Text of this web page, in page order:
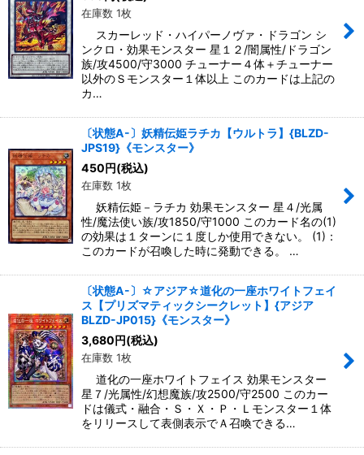
在庫数 1枚
スカーレッド・ハイパーノヴァ・ドラゴン シ
ンクロ・効果モンスター 星１２/闇属性/ドラゴン
族/攻4500/守3000 チューナー４体＋チューナー
以外のＳモンスター１体以上 このカードは上記の
カ…
〔状態A-〕妖精伝姫ラチカ【ウルトラ】{BLZD-
JPS19}《モンスター》
450円(税込)
在庫数 1枚
妖精伝姫－ラチカ 効果モンスター 星４/光属
性/魔法使い族/攻1850/守1000 このカード名の(1)
の効果は１ターンに１度しか使用できない。 (1)：
このカードが召喚した時に発動できる。 …
〔状態A-〕☆アジア☆道化の一座ホワイトフェイ
ス【プリズマティックシークレット】{アジア
BLZD-JP015}《モンスター》
3,680円(税込)
在庫数 1枚
道化の一座ホワイトフェイス 効果モンスター
星７/光属性/幻想魔族/攻2500/守2500 このカー
ドは儀式・融合・Ｓ・Ｘ・Ｐ・Ｌモンスター１体
をリリースして表側表示でＡ召喚できる…